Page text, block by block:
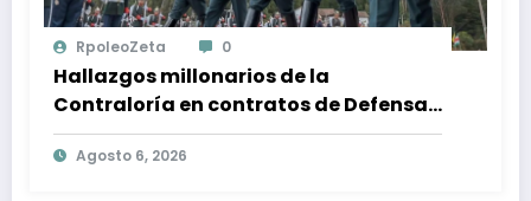
RpoleoZeta 0
Hallazgos millonarios de la
Contraloría en contratos de Defensa:
$1 billón en riesgo y denuncias
alarmantes
Agosto 6, 2026